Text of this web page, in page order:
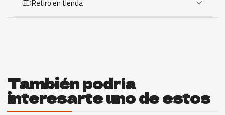
Retiro en tienda
También podría
interesarte uno de estos